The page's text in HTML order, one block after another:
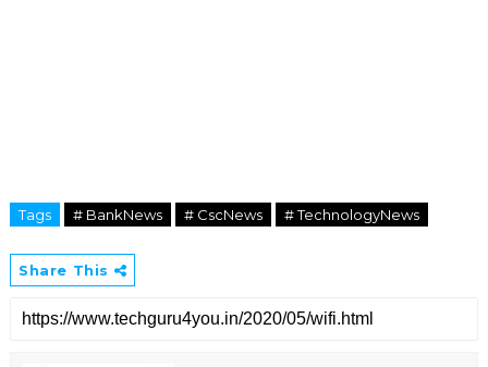
Tags # BankNews # CscNews # TechnologyNews
Share This